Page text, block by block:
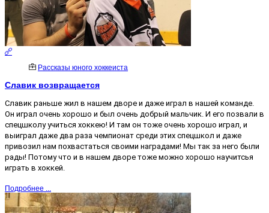
Рассказы юного хоккеиста
Славик возвращается
Славик раньше жил в нашем дворе и даже играл в нашей команде.
Он играл очень хорошо и был очень добрый мальчик. И его позвали в
спецшколу учиться хоккею! И там он тоже очень хорошо играл, и
выиграл даже два раза чемпионат среди этих спецшкол и даже
привозил нам похвастаться своими наградами! Мы так за него были
рады! Потому что и в нашем дворе тоже можно хорошо научитсья
играть в хоккей.
Подробнее ...